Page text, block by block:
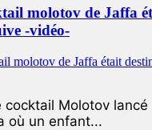
molotov de Jaffa
-vidéo-
cocktail Molotov lancé
où un enfant...